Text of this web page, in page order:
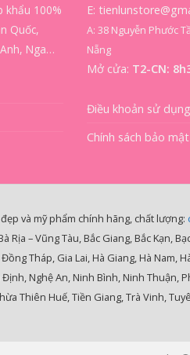
khẩu 100%
Quốc,
Nga…
E:
A: 38 Nguyễn Phước
Nẵng
Mở cửa: T2-CN:
Điều khoản sử dụng
Chính sách bảo mật
và mỹ phẩm chính hãng, chất lượng:
Rịa – Vũng Tàu, Bắc Giang, Bắc Kạn,
Tháp, Gia Lai, Hà Giang, Hà Nam,
Định, Nghệ An, Ninh Bình, Ninh Thuận,
Thiên Huế, Tiền Giang, Trà Vinh,